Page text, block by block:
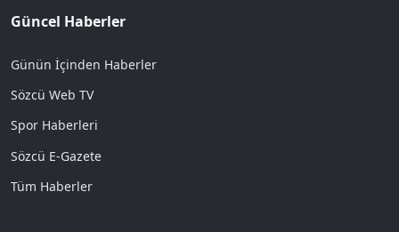
Güncel Haberler
Günün İçinden Haberler
Sözcü Web TV
Spor Haberleri
Sözcü E-Gazete
Tüm Haberler